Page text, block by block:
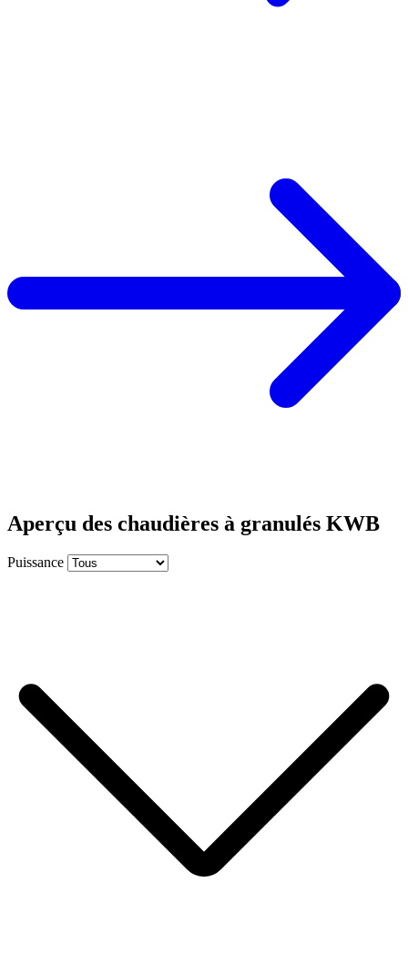
Aperçu des chaudières à granulés KWB
Puissance